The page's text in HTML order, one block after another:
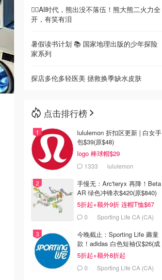
🦸‍♂️AI时代，熊出没不落伍！熊大熊二火力全
开，有笑有泪
暑假读书计划 📚 国家地理出版的少年探险
家系列
探店多伦多轻医美 拯救换季缺水皮肤
点击排行榜
lululemon 折扣区更新 | 白女手
包$39(原$48)
logo 棒球帽$29
1333 lululemon
手慢无：Arc'teryx 再降！Beta
AR 绿色冲锋衣$420(原$840)
5折起+额外9折 连帽T恤$67
0 Sporting Life CA (CA)
今晚截止：Sporting Life 薅童
款！adidas 白色短袖仅$26(成
人款$34)
5折起+额外8折起
0 Sporting Life CA (CA)